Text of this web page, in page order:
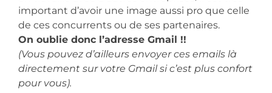
important d’avoir une image aussi pro que celle
de ces concurrents ou de ses partenaires.
On oublie donc l’adresse Gmail !!
(Vous pouvez d’ailleurs envoyer ces emails là
directement sur votre Gmail si c’est plus confort
pour vous).